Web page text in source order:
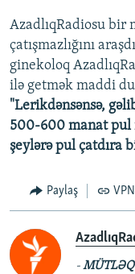
AzadlıqRadiosu bir
çatışmazlığını
ginekoloq
ilə getmək maddi
"Lerikdənsənsə,
500-600 manat pul
şeylərə pul çatdıra
Paylaş
-MÜTLƏQ